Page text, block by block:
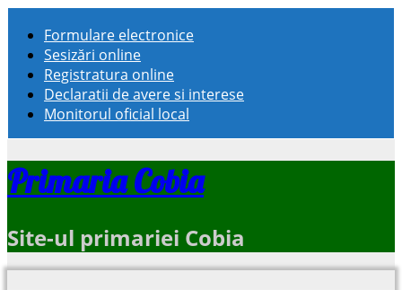
Formulare electronice
Sesizări online
Registratura online
Declaratii de avere si interese
Monitorul oficial local
Primaria Cobia
Site-ul primariei Cobia